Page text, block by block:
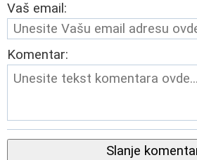
Vaš email:
Komentar:
Slanje